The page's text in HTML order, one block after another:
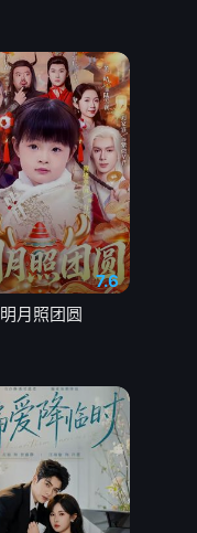
7.6
明月照团圆